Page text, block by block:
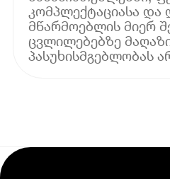
კომპლექტაციასა და
მწარმოებლის მიერ
ცვლილებებზე
პასუხისმგებლობას